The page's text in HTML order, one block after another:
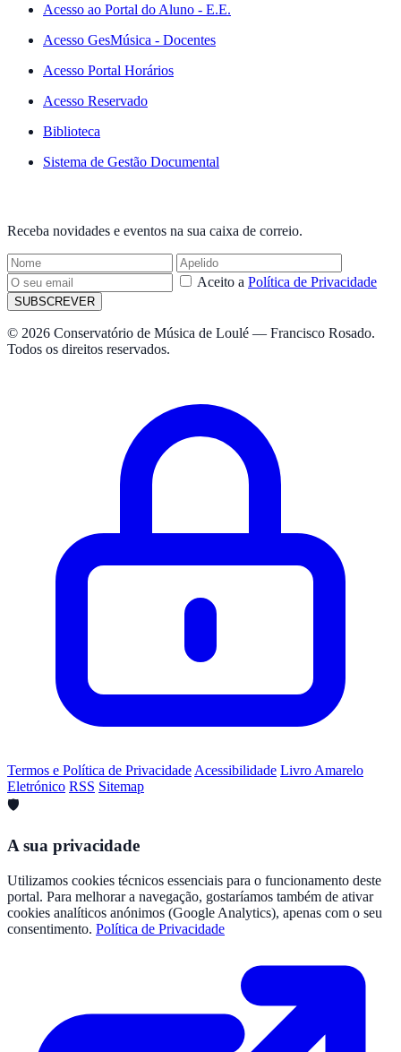
Acesso ao Portal do Aluno - E.E.
Acesso GesMúsica - Docentes
Acesso Portal Horários
Acesso Reservado
Biblioteca
Sistema de Gestão Documental
Receba novidades e eventos na sua caixa de correio.
Aceito a Política de Privacidade
SUBSCREVER
© 2026 Conservatório de Música de Loulé — Francisco Rosado.
Todos os direitos reservados.
Termos e Política de Privacidade Acessibilidade Livro Amarelo
Eletrónico RSS Sitemap
🛡️
A sua privacidade
Utilizamos cookies técnicos essenciais para o funcionamento deste
portal. Para melhorar a navegação, gostaríamos também de ativar
cookies analíticos anónimos (Google Analytics), apenas com o seu
consentimento. Política de Privacidade